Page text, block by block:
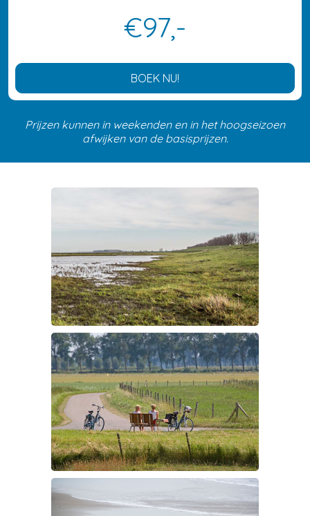
€97,-
BOEK NU!
Prijzen kunnen in weekenden en in het hoogseizoen
afwijken van de basisprijzen.